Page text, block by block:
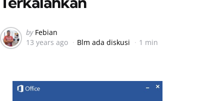
Posted
by
by Febian
13 years ago
Blm ada diskusi 1 min